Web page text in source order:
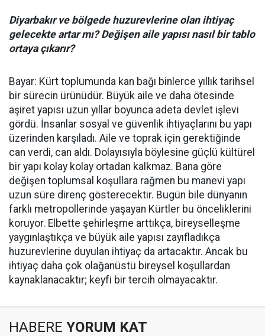
Diyarbakır ve bölgede huzurevlerine olan ihtiyaç
gelecekte artar mı? Değişen aile yapısı nasıl bir tablo
ortaya çıkarır?
Bayar: Kürt toplumunda kan bağı binlerce yıllık tarihsel
bir sürecin ürünüdür. Büyük aile ve daha ötesinde
aşiret yapısı uzun yıllar boyunca adeta devlet işlevi
gördü. İnsanlar sosyal ve güvenlik ihtiyaçlarını bu yapı
üzerinden karşıladı. Aile ve toprak için gerektiğinde
can verdi, can aldı. Dolayısıyla böylesine güçlü kültürel
bir yapı kolay kolay ortadan kalkmaz. Bana göre
değişen toplumsal koşullara rağmen bu manevi yapı
uzun süre direnç gösterecektir. Bugün bile dünyanın
farklı metropollerinde yaşayan Kürtler bu önceliklerini
koruyor. Elbette şehirleşme arttıkça, bireyselleşme
yaygınlaştıkça ve büyük aile yapısı zayıfladıkça
huzurevlerine duyulan ihtiyaç da artacaktır. Ancak bu
ihtiyaç daha çok olağanüstü bireysel koşullardan
kaynaklanacaktır; keyfi bir tercih olmayacaktır.
HABERE YORUM KAT